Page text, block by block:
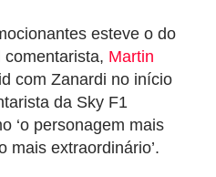
esteve o do
Martin
com Zanardi no início
da Sky F1
‘o personagem mais
mais extraordinário’.